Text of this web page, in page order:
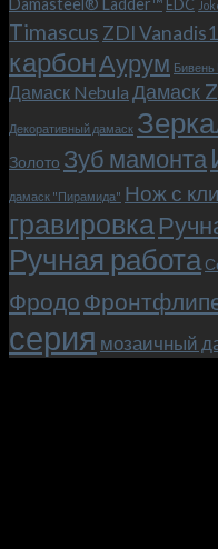
Damasteel® Ladder™ EDC
Timascus ZDI
карбонАурум
Дамаск Nebula Дамаск
Декоративный дамаск
Золото Зуб мамонта
дамаск "Пирамида" Нож с
гравировка
Ручная работа
Фродо
серия мозаичный